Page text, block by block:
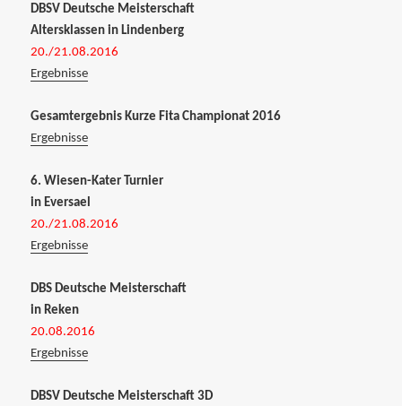
DBSV Deutsche Meisterschaft
Altersklassen in Lindenberg
20./21.08.2016
Ergebnisse
Gesamtergebnis Kurze Fita Championat 2016
Ergebnisse
6. Wiesen-Kater Turnier
in Eversael
20./21.08.2016
Ergebnisse
DBS Deutsche Meisterschaft
in Reken
20.08.2016
Ergebnisse
DBSV Deutsche Meisterschaft 3D